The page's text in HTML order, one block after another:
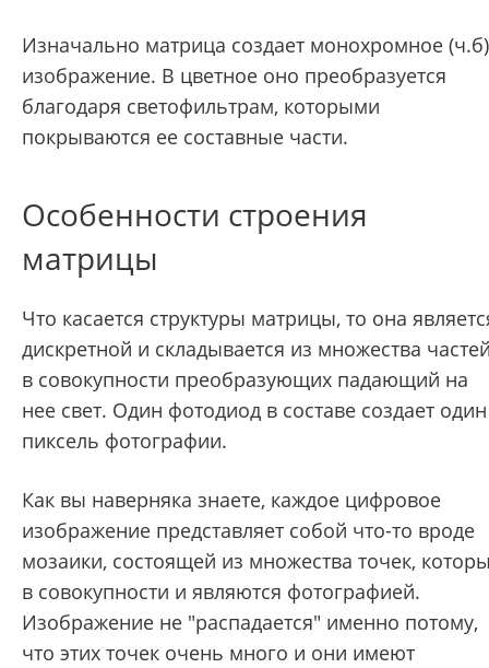
Изначально матрица создает монохромное (ч.б)
изображение. В цветное оно преобразуется
благодаря светофильтрам, которыми
покрываются ее составные части.
Особенности строения
матрицы
Что касается структуры матрицы, то она
дискретной и складывается из множества
в совокупности преобразующих падающий на
нее свет. Один фотодиод в составе создает один
пиксель фотографии.
Как вы наверняка знаете, каждое цифровое
изображение представляет собой что-то вроде
мозаики, состоящей из множества точек,
в совокупности и являются фотографией.
Изображение не "распадается" именно потому,
что этих точек очень много и они имеют